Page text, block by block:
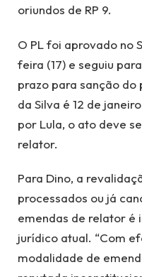
oriundos de RP 9.
O PL foi aprovado no
feira (17) e seguiu
prazo para sanção do
da Silva é 12 de
por Lula, o ato deve
relator.
Para Dino, a
processados ou já
emendas de relator é
jurídico atual. “Com
modalidade de